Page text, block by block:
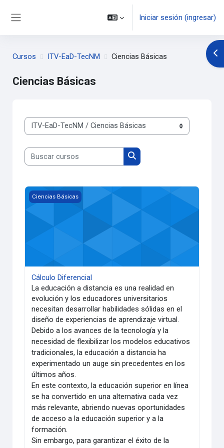
Iniciar sesión (ingresar)
Cursos ITV-EaD-TecNM Ciencias Básicas
Ciencias Básicas
Categorías
Buscar cursos
Buscar cursos
Imagen del curso Cálculo Diferencial
Ciencias Básicas
Cálculo Diferencial
La educación a distancia es una realidad en
evolución y los educadores universitarios
necesitan desarrollar habilidades sólidas en el
diseño de experiencias de aprendizaje virtual.
Debido a los avances de la tecnología y la
necesidad de flexibilizar los modelos educativos
tradicionales, la educación a distancia ha
experimentado un auge sin precedentes en los
últimos años.
En este contexto, la educación superior en línea
se ha convertido en una alternativa cada vez
más relevante, abriendo nuevas oportunidades
de acceso a la educación superior y a la
formación.
Sin embargo, para garantizar el éxito de la